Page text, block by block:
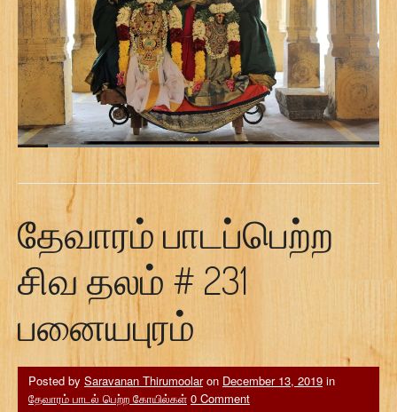
தேவாரம் பாடப்பெற்ற
சிவ தலம் # 231
பனையபுரம்
Posted by Saravanan Thirumoolaron December 13, 2019 in
தேவாரம் பாடல் பெற்ற கோயில்கள் 0 Comment